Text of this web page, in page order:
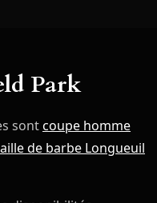
Park
sontcoupe homme
de barbe Longueuil